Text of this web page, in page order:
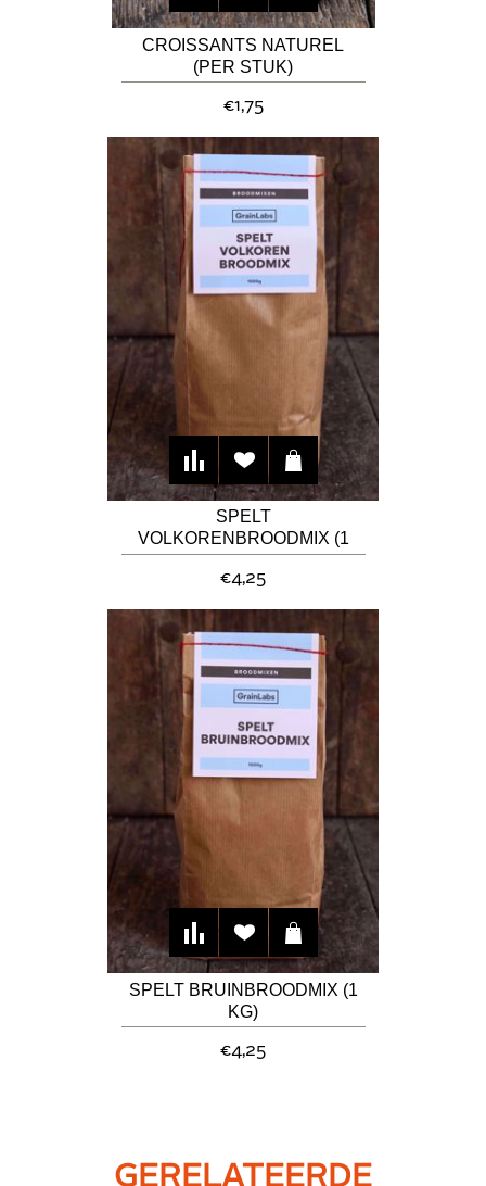
CROISSANTS NATUREL
(PER STUK)
€1,75
SPELT
VOLKORENBROODMIX (1
KG)
€4,25
SPELT BRUINBROODMIX (1
KG)
€4,25
GERELATEERDE